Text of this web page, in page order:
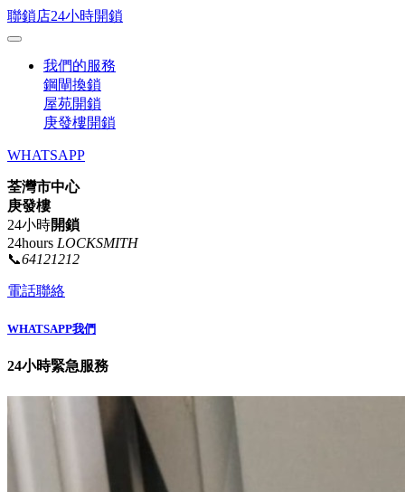
聯鎖店24小時開鎖
我們的服務
鋼閘換鎖
屋苑開鎖
庚發樓開鎖
WHATSAPP
荃灣市中心
庚發樓
24小時開鎖
24hours LOCKSMITH
📞64121212
電話聯絡
WHATSAPP我們
24小時緊急服務